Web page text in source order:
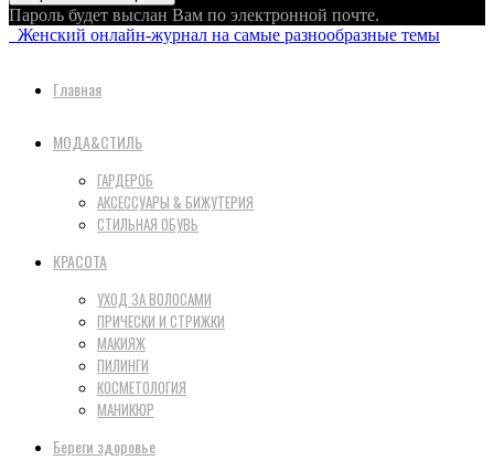
Пароль будет выслан Вам по электронной почте.
Женский онлайн-журнал на самые разнообразные темы
Главная
МОДА&СТИЛЬ
ГАРДЕРОБ
АКСЕССУАРЫ & БИЖУТЕРИЯ
СТИЛЬНАЯ ОБУВЬ
КРАСОТА
УХОД ЗА ВОЛОСАМИ
ПРИЧЕСКИ И СТРИЖКИ
МАКИЯЖ
ПИЛИНГИ
КОСМЕТОЛОГИЯ
МАНИКЮР
Береги здоровье